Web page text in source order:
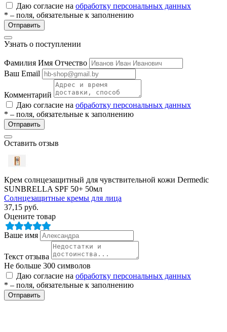
Даю согласие на обработку персональных данных
* – поля, обязательные к заполнению
Отправить
Узнать о поступлении
Фамилия Имя Отчество
Ваш Email
Комментарий
Даю согласие на обработку персональных данных
* – поля, обязательные к заполнению
Отправить
Оставить отзыв
Крем солнцезащитный для чувствительной кожи Dermedic
SUNBRELLA SPF 50+ 50мл
Солнцезащитные кремы для лица
37,15 руб.
Оцените товар
Ваше имя
Текст отзыва
Не больше 300 символов
Даю согласие на обработку персональных данных
* – поля, обязательные к заполнению
Отправить